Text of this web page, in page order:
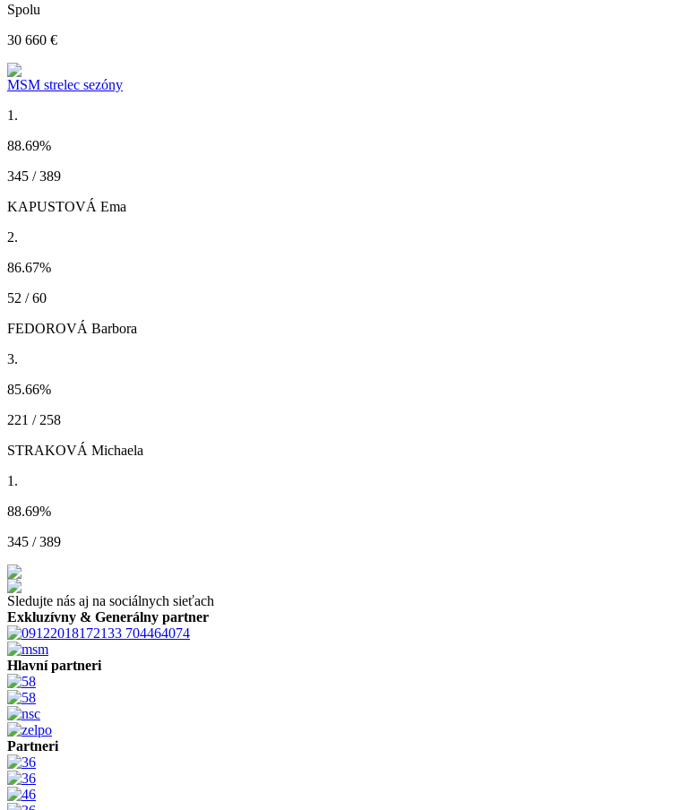
Spolu
30 660 €
MSM strelec sezóny
1.
88.69%
345 / 389
KAPUSTOVÁ Ema
2.
86.67%
52 / 60
FEDOROVÁ Barbora
3.
85.66%
221 / 258
STRAKOVÁ Michaela
1.
88.69%
345 / 389
Sledujte nás aj na sociálnych sieťach
Exkluzívny & Generálny partner
Hlavní partneri
Partneri